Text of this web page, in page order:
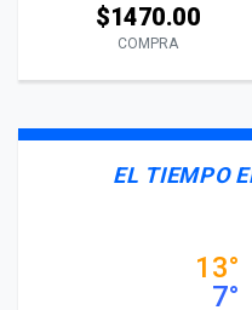
$1470.00
COMPRA
EL TIEMPO